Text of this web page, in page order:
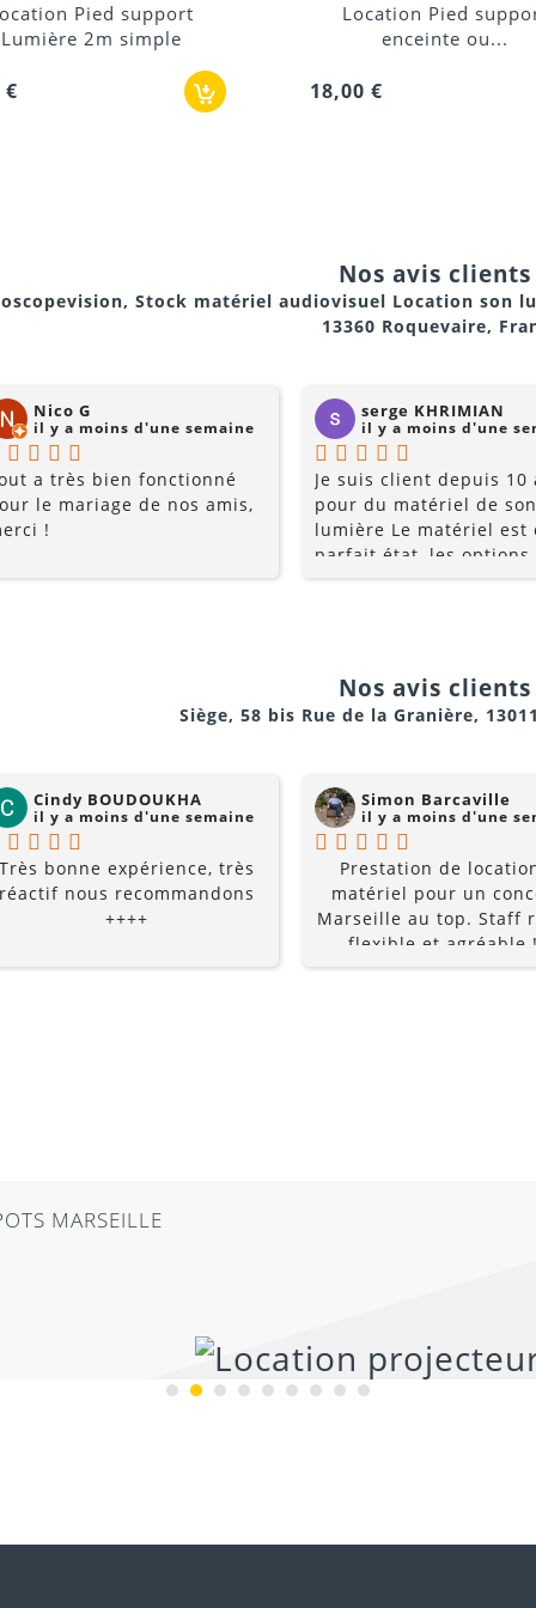
Location Pied support
enceinte ou...
Adaptateur
Nos avis clients
Stock matériel audiovisuel Location son
13360 Roquevaire,
Nico G
il y a moins d'une semaine
a très bien fonctionné
le mariage de nos amis,
!
serge KHRIMIAN
il y a moins d'une
Je suis client depuis 10
pour du matériel de
lumière Le matériel est
parfait état, les options
multiples, et les prix
chercher ailleurs? Je
recommande fortement
Nos avis clients
Siège, 58 bis Rue de la Granière,
Cindy BOUDOUKHA
il y a moins d'une semaine
Très bonne expérience, très
réactif nous recommandons
++++
Simon Barcaville
il y a moins d'une
Prestation de
matériel pour un
Marseille au top. Staff
flexible et agréable !
recommande à
MARSEILLE